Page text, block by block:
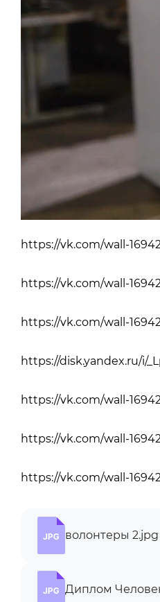
https://vk.com/wall-
https://vk.com/wall-
https://vk.com/wall-
https://disk.yandex.ru/i/
https://vk.com/wall-
https://vk.com/wall-
https://vk.com/wall-
волонтеры 2.jpg
Диплом